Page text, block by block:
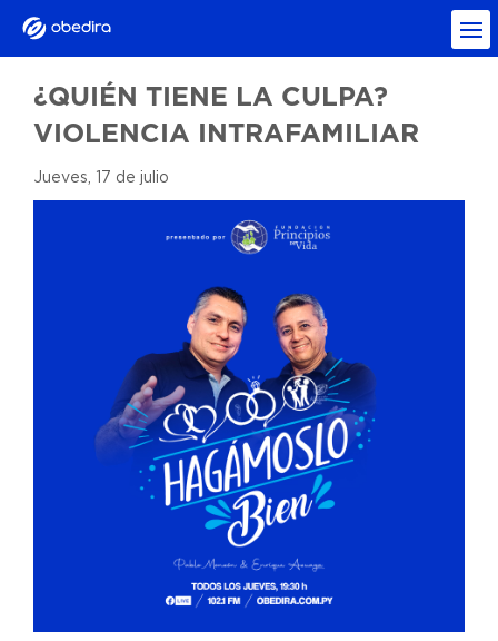
¿QUIÉN TIENE LA CULPA?
VIOLENCIA INTRAFAMILIAR
Jueves, 17 de julio